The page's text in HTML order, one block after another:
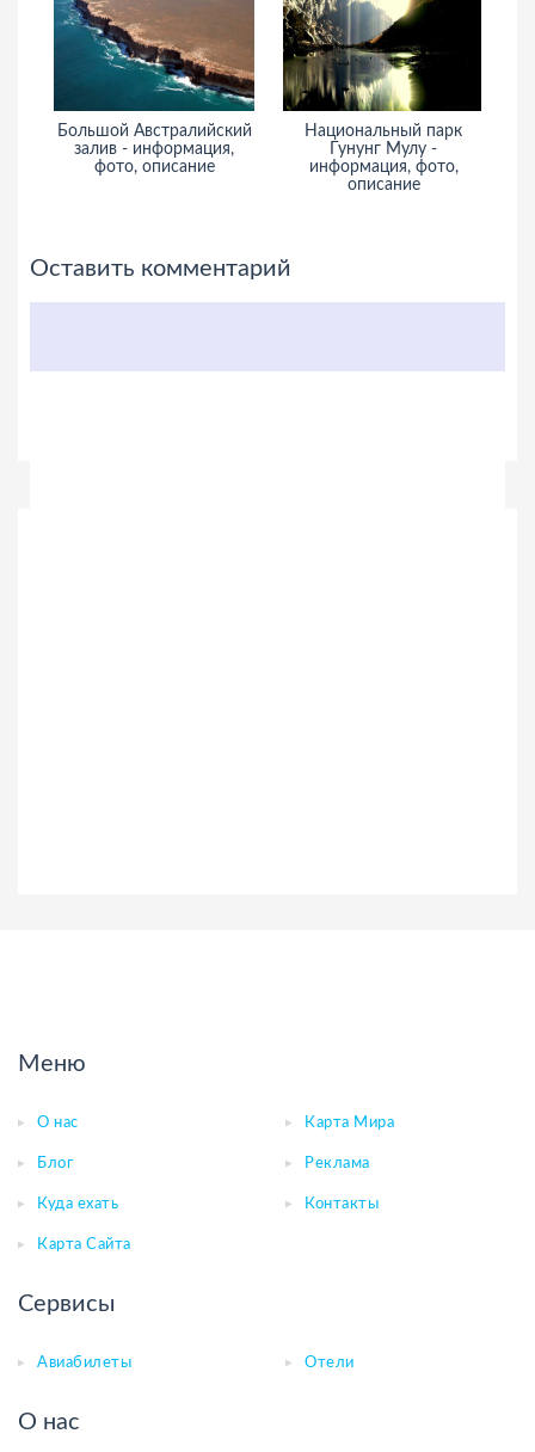
Большой Австралийский
залив - информация,
фото, описание
Национальный парк
Гунунг Мулу -
информация, фото,
описание
Оставить комментарий
Меню
О нас Карта Мира
Блог Реклама
Куда ехать Контакты
Карта Сайта
Сервисы
Авиабилеты Отели
О нас